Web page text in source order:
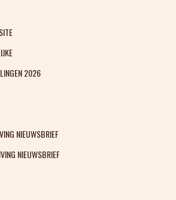
2026
NIEUWSBRIEF
NIEUWSBRIEF